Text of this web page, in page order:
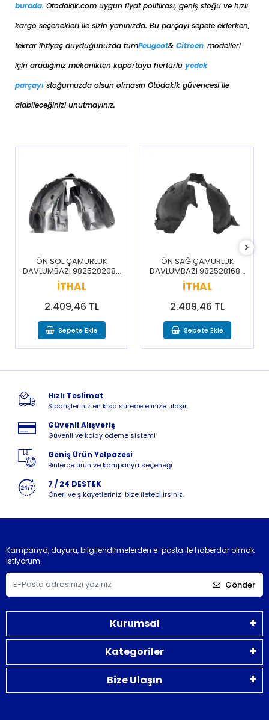
burada. Otodakik.com uygun fiyat politikası, geniş stoğu ve hızlı
kargo seçenekleri ile sizin yanınızda. Bu parçayı sepete eklerken,
tekrar ihtiyaç duyduğunuzda tümPeugeot& Citroen modelleri
için aradığınız mekanikten kaportaya hertürlü yedek
parçayı stoğumuzda olsun olmasın Otodakik güvencesi ile
alabileceğinizi unutmayınız.
ÖN SOL ÇAMURLUK
DAVLUMBAZI 9825282080
/ 3008 5008 16-20
İTHAL
2.409,46 TL
Sepete Ekle
ÖN SAĞ ÇAMURLUK
DAVLUMBAZI 9825281680
/ 3008 5008 16-20
İTHAL
2.409,46 TL
Sepete Ekle
Hızlı Teslimat
Siparişleriniz en kısa sürede elinize ulaşır.
Güvenli Alışveriş
Güvenli ve kolay ödeme sistemi
Geniş Ürün Yelpazesi
Binlerce ürün ve kampanya seçeneği
7 / 24 DESTEK
Öneri ve şikayetlerinizi bize iletebilirsiniz.
Kampanya, duyuru, bilgilendirmelerden e-posta ile haberdar olmak
istiyorum.
Gönder
Kurumsal
Kategoriler
Bize Ulaşın